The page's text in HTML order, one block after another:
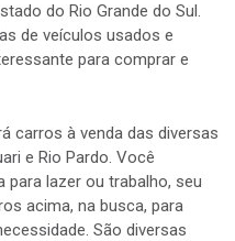
do Rio Grande do Sul.
de veículos usados e
para comprar e
carros à venda das diversas
e Rio Pardo. Você
para lazer ou trabalho, seu
acima, na busca, para
São diversas